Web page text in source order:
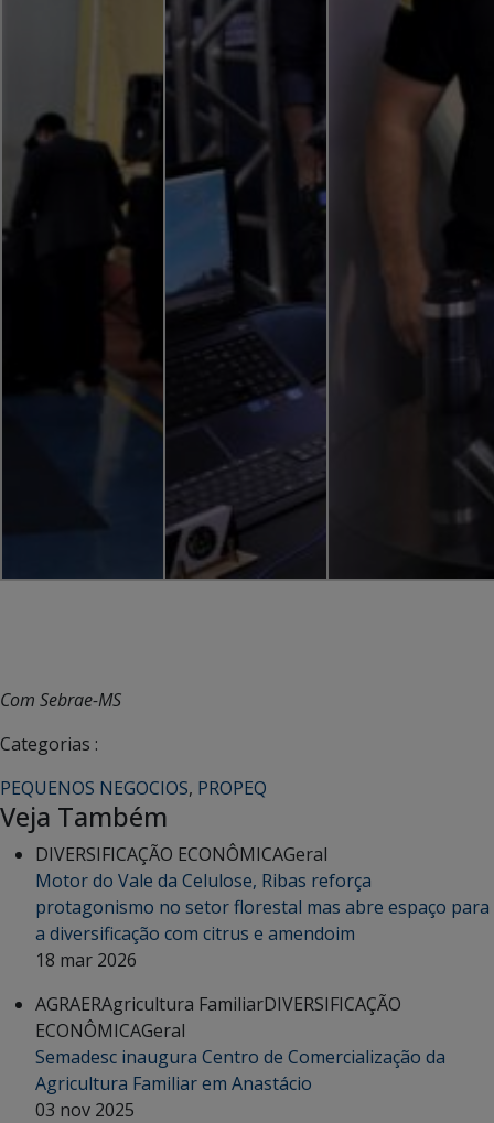
Com Sebrae-MS
Categorias :
PEQUENOS NEGOCIOS, PROPEQ
Veja Também
DIVERSIFICAÇÃO ECONÔMICAGeral
Motor do Vale da Celulose, Ribas reforça
protagonismo no setor florestal mas abre espaço para
a diversificação com citrus e amendoim
18 mar 2026
AGRAERAgricultura FamiliarDIVERSIFICAÇÃO
ECONÔMICAGeral
Semadesc inaugura Centro de Comercialização da
Agricultura Familiar em Anastácio
03 nov 2025